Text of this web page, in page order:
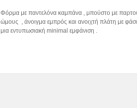
Φόρμα με παντελόνα καμπάνα , μπούστο με
ώμους , άνοιγμα εμπρός και ανοιχτή πλάτη με
μια εντυπωσιακή minimal εμφάνιση .